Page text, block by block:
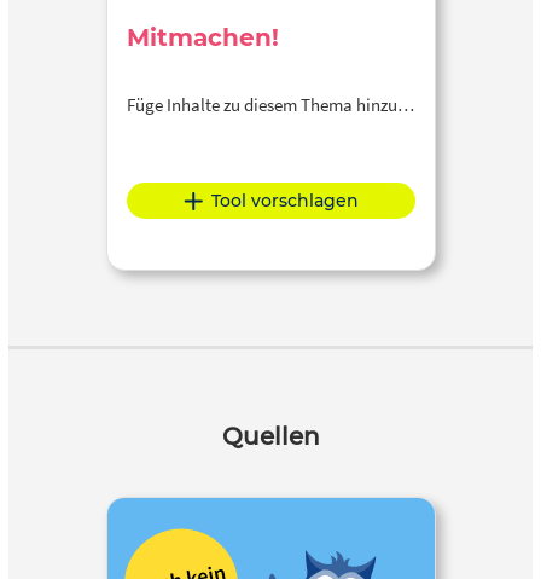
Mitmachen!
Füge Inhalte zu diesem Thema hinzu…
Tool vorschlagen
Quellen